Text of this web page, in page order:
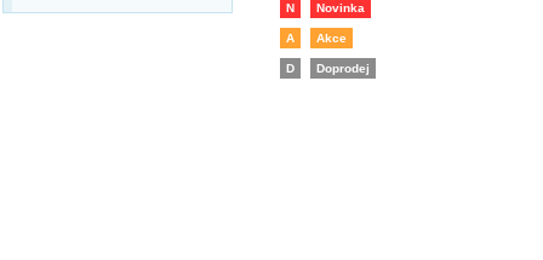
N Novinka
A Akce
D Doprodej